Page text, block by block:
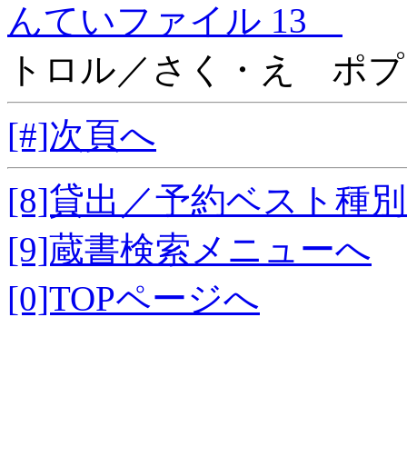
んていファイル 13
トロル／さく・え ポ
[#]次頁へ
[8]貸出／予約ベスト種
[9]蔵書検索メニューへ
[0]TOPページへ